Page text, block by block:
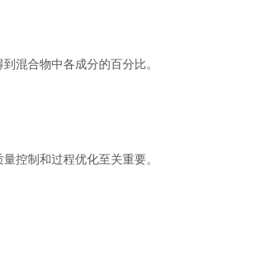
混合物中各成分的百分比。
控制和过程优化至关重要。